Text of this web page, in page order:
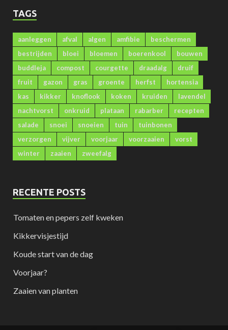
TAGS
aanleggen afval algen amfibie
beschermen
bestrijden
bloei bloemen boerenkool
bouwen
buddleja
compost courgette draadalg
druif
fruit
gazon gras groente herfst
hortensia
kas
kikker knoflook koken kruiden
lavendel
nachtvorst
onkruid plataan rabarber
recepten
salade
snoei snoeien tuin
tuinbonen
verzorgen
vijver voorjaar voorzaaien
vorst
winter
zaaien zweefalg
RECENTE POSTS
Tomaten en pepers zelf kweken
Kikkervisjestijd
Koude start van de dag
Voorjaar?
Zaaien van planten